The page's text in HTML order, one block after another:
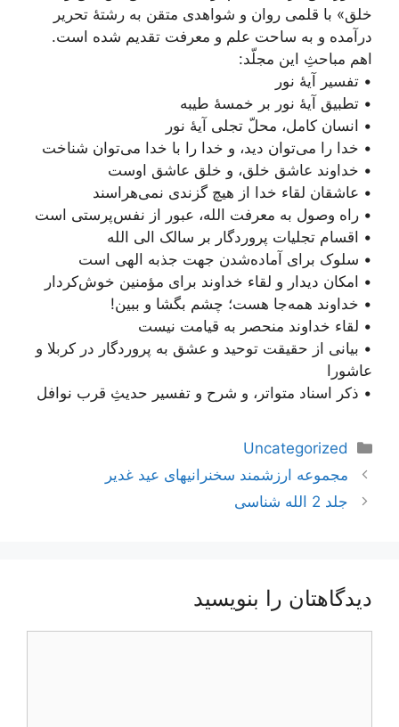
خلق» با قلمی روان و شواهدی متقن به رشتۀ تحریر
درآمده و به ساحت علم و معرفت تقدیم شده است.
اهم مباحثِ این مجلّد:
• تفسیر آیۀ نور
• تطبیق آیۀ نور بر خمسۀ طیبه
• انسان کامل، محلّ تجلی آیۀ نور
• خدا را می‌توان دید، و خدا را با خدا می‌توان شناخت
• خداوند عاشق خلق، و خلق عاشق اوست
• عاشقان لقاء خدا از هیچ گزندی نمی‌هراسند
• راه وصول به معرفت الله، عبور از نفس‌پرستی است
• اقسام تجلیات پروردگار بر سالک الی الله
• سلوک برای آماده‌شدن جهت جذبه الهی است
• امکان دیدار و لقاء خداوند برای مؤمنین خوش‌کردار
• خداوند همه‌جا هست؛ چشم بگشا و ببین!
• لقاء خداوند منحصر به قیامت نیست
• بیانی از حقیقت توحید و عشق به پروردگار در کربلا و
عاشورا
• ذکر اسناد متواتر، و شرح و تفسیر حدیثِ قرب نوافل
دسته‌ها
Uncategorized
ناوبری
نوشته‌ها
مجموعه ارزشمند سخنرانیهای عید غدیر
جلد 2 الله شناسی
دیدگاهتان را بنویسید